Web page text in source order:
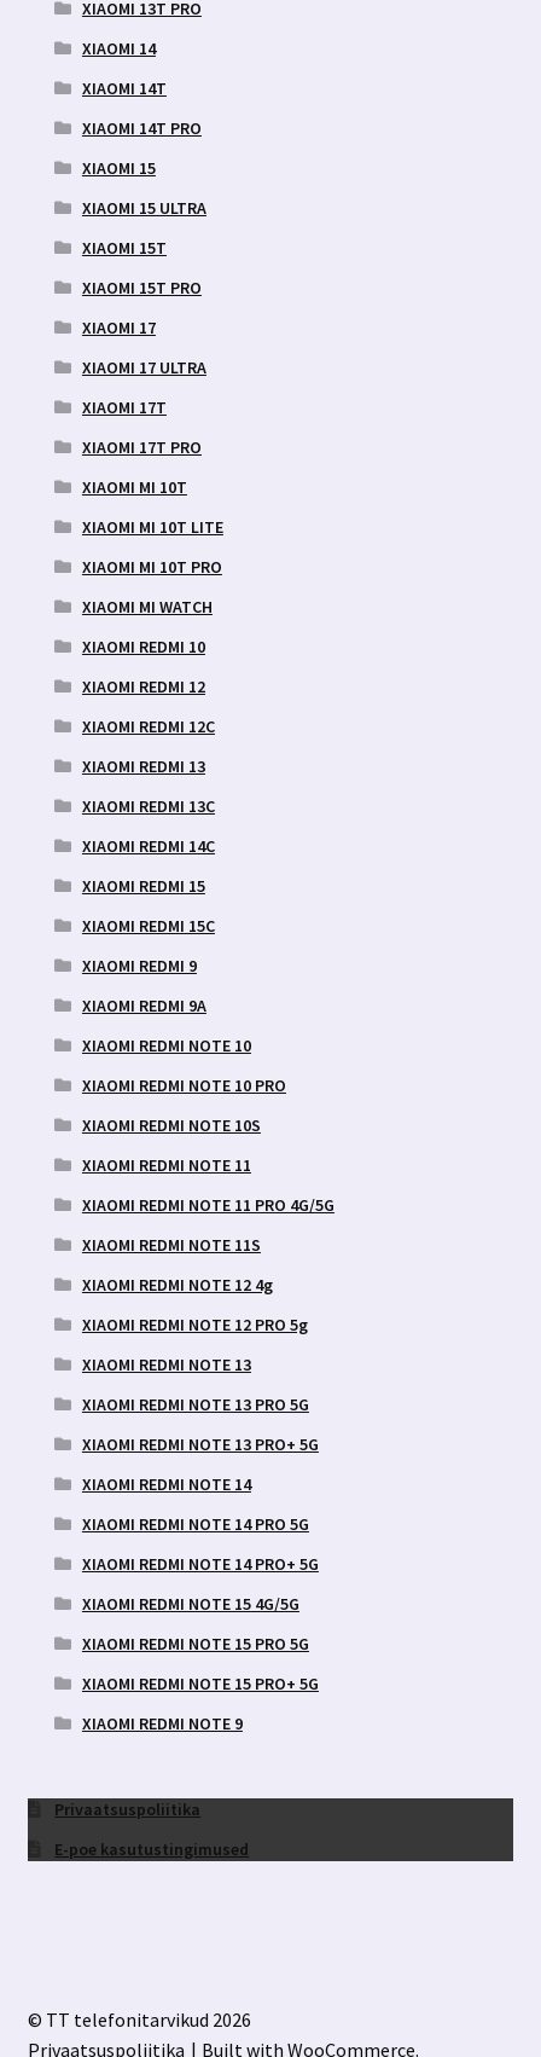
XIAOMI 13T PRO
XIAOMI 14
XIAOMI 14T
XIAOMI 14T PRO
XIAOMI 15
XIAOMI 15 ULTRA
XIAOMI 15T
XIAOMI 15T PRO
XIAOMI 17
XIAOMI 17 ULTRA
XIAOMI 17T
XIAOMI 17T PRO
XIAOMI MI 10T
XIAOMI MI 10T LITE
XIAOMI MI 10T PRO
XIAOMI MI WATCH
XIAOMI REDMI 10
XIAOMI REDMI 12
XIAOMI REDMI 12C
XIAOMI REDMI 13
XIAOMI REDMI 13C
XIAOMI REDMI 14C
XIAOMI REDMI 15
XIAOMI REDMI 15C
XIAOMI REDMI 9
XIAOMI REDMI 9A
XIAOMI REDMI NOTE 10
XIAOMI REDMI NOTE 10 PRO
XIAOMI REDMI NOTE 10S
XIAOMI REDMI NOTE 11
XIAOMI REDMI NOTE 11 PRO 4G/5G
XIAOMI REDMI NOTE 11S
XIAOMI REDMI NOTE 12 4g
XIAOMI REDMI NOTE 12 PRO 5g
XIAOMI REDMI NOTE 13
XIAOMI REDMI NOTE 13 PRO 5G
XIAOMI REDMI NOTE 13 PRO+ 5G
XIAOMI REDMI NOTE 14
XIAOMI REDMI NOTE 14 PRO 5G
XIAOMI REDMI NOTE 14 PRO+ 5G
XIAOMI REDMI NOTE 15 4G/5G
XIAOMI REDMI NOTE 15 PRO 5G
XIAOMI REDMI NOTE 15 PRO+ 5G
XIAOMI REDMI NOTE 9
Privaatsuspoliitika
E-poe kasutustingimused
© TT telefonitarvikud 2026
Privaatsuspoliitika
Built with WooCommerce.